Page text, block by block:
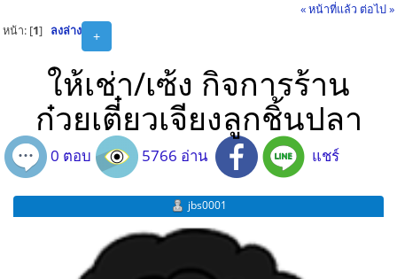
« หน้าที่แล้ว ต่อไป »
+
หน้า: [1] ลงล่าง
ให้เช่า/เซ้ง กิจการร้าน
ก๋วยเตี๋ยวเจียงลูกชิ้นปลา
0 ตอบ 5766 อ่าน แชร์
jbs0001